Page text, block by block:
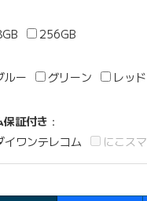
256GB
ルー グリーン レッド
保証付き ：
イワンテレコム にこスマ